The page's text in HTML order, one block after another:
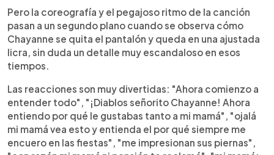
Pero la coreografía y el pegajoso ritmo de la canción
pasan a un segundo plano cuando se observa cómo
Chayanne se quita el pantalón y queda en una ajustada
licra, sin duda un detalle muy escandaloso en esos
tiempos.
Las reacciones son muy divertidas: "Ahora comienzo a
entender todo", "¡Diablos señorito Chayanne! Ahora
entiendo por qué le gustabas tanto a mi mamá", "ojalá
mi mamá vea esto y entienda el por qué siempre me
encuero en las fiestas", "me impresionan sus piernas",